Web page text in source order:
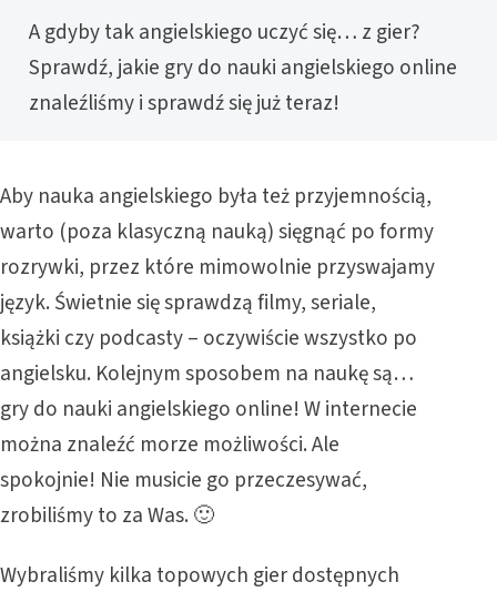
A gdyby tak angielskiego uczyć się… z gier?
Sprawdź, jakie gry do nauki angielskiego online
znaleźliśmy i sprawdź się już teraz!
Aby nauka angielskiego była też przyjemnością,
warto (poza klasyczną nauką) sięgnąć po formy
rozrywki, przez które mimowolnie przyswajamy
język. Świetnie się sprawdzą filmy, seriale,
książki czy podcasty – oczywiście wszystko po
angielsku. Kolejnym sposobem na naukę są…
gry do nauki angielskiego online! W internecie
można znaleźć morze możliwości. Ale
spokojnie! Nie musicie go przeczesywać,
zrobiliśmy to za Was. 🙂
Wybraliśmy kilka topowych gier dostępnych